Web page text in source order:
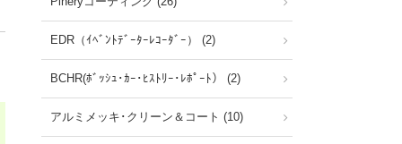
EDR（ｲﾍﾞﾝﾄﾃﾞｰﾀｰﾚｺｰﾀﾞｰ） (2)
BCHR(ﾎﾞｯｼｭ･ｶｰ･ﾋｽﾄﾘｰ･ﾚﾎﾟｰﾄ） (2)
アルミメッキ･クリーン＆コート (10)